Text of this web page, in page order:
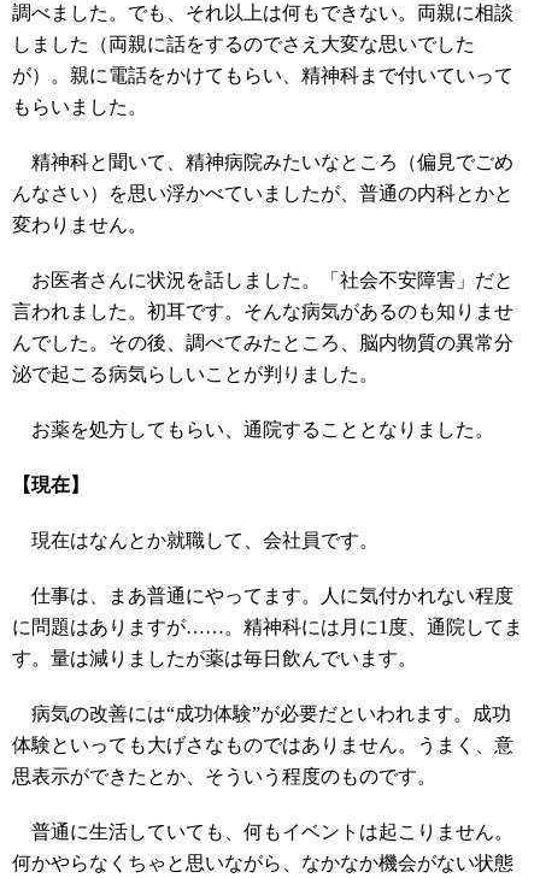
調べました。でも、それ以上は何もできない。両親に相談
しました（両親に話をするのでさえ大変な思いでした
が）。親に電話をかけてもらい、精神科まで付いていって
もらいました。
精神科と聞いて、精神病院みたいなところ（偏見でごめ
んなさい）を思い浮かべていましたが、普通の内科とかと
変わりません。
お医者さんに状況を話しました。「社会不安障害」だと
言われました。初耳です。そんな病気があるのも知りませ
んでした。その後、調べてみたところ、脳内物質の異常分
泌で起こる病気らしいことが判りました。
お薬を処方してもらい、通院することとなりました。
【現在】
現在はなんとか就職して、会社員です。
仕事は、まあ普通にやってます。人に気付かれない程度
に問題はありますが……。精神科には月に1度、通院してま
す。量は減りましたが薬は毎日飲んでいます。
病気の改善には“成功体験”が必要だといわれます。成功
体験といっても大げさなものではありません。うまく、意
思表示ができたとか、そういう程度のものです。
普通に生活していても、何もイベントは起こりません。
何かやらなくちゃと思いながら、なかなか機会がない状態